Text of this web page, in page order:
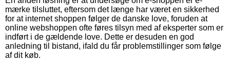
mærke tilsluttet, eftersom det længe har været en sikkerhed
for at internet shoppen følger de danske love, foruden at
online webshoppen ofte føres tilsyn med af eksperter som er
indført i de gældende love. Dette er desuden en god
anledning til bistand, ifald du får problemstillinger som følge
af dit køb.